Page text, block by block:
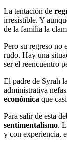
La tentación de
irresistible. Y
de la familia la
Pero su regreso no
rudo. Hay una
ser el reencuentro
El padre de Syrah
administrativa
económica que
Para salir de esta
sentimentalismo.
y con experiencia,